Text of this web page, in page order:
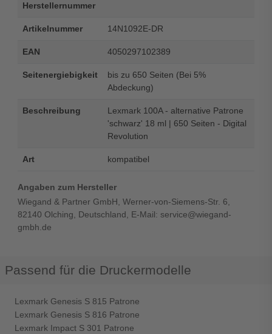
Herstellernummer
Artikelnummer 14N1092E-DR
EAN 4050297102389
Seitenergiebigkeit
bis zu 650 Seiten (Bei 5%
Abdeckung)
Beschreibung
Lexmark 100A - alternative Patrone
'schwarz' 18 ml | 650 Seiten - Digital
Revolution
Art kompatibel
Angaben zum Hersteller
Wiegand & Partner GmbH, Werner-von-Siemens-Str. 6,
82140 Olching, Deutschland, E-Mail: service@wiegand-
gmbh.de
Passend für die Druckermodelle
Lexmark Genesis S 815 Patrone
Lexmark Genesis S 816 Patrone
Lexmark Impact S 301 Patrone